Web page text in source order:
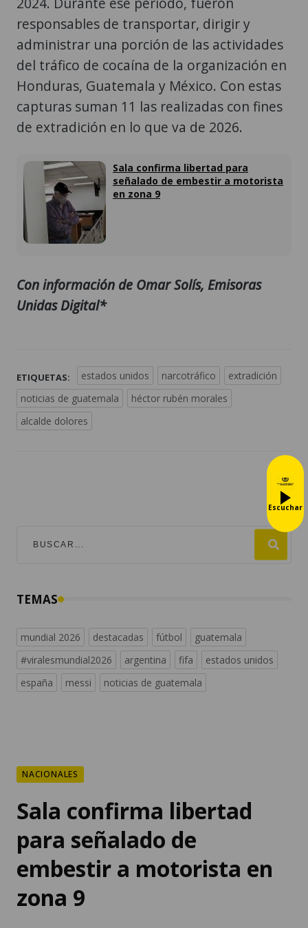
responsables de transportar, dirigir y
administrar una porción de las actividades
del tráfico de cocaína de la organización en
Honduras, Guatemala y México. Con estas
capturas suman 11 las realizadas con fines
de extradición en lo que va de 2026.
Sala confirma libertad para
señalado de embestir a motorista
en zona 9
Con información de Omar Solís, Emisoras
Unidas Digital*
ETIQUETAS: estados unidos narcotráfico
extradición
noticias de guatemala
héctor rubén morales
alcalde dolores
TEMAS
mundial 2026 destacadas fútbol
guatemala
#viralesmundial2026
argentina fifa
estados unidos
españa
messi noticias de guatemala
NACIONALES
Sala confirma libertad
para señalado de
embestir a motorista en
zona 9
Escuchar